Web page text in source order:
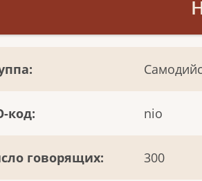
код nio
говорящих 300